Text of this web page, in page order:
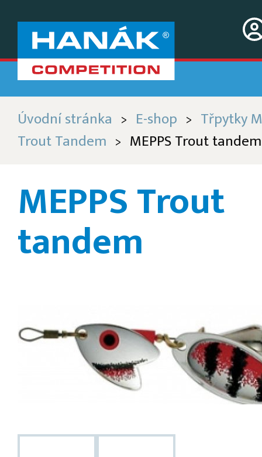
Úvodní stránka > E-shop > Třpytky
Trout Tandem > MEPPS Trout tandem
MEPPS Trout
tandem